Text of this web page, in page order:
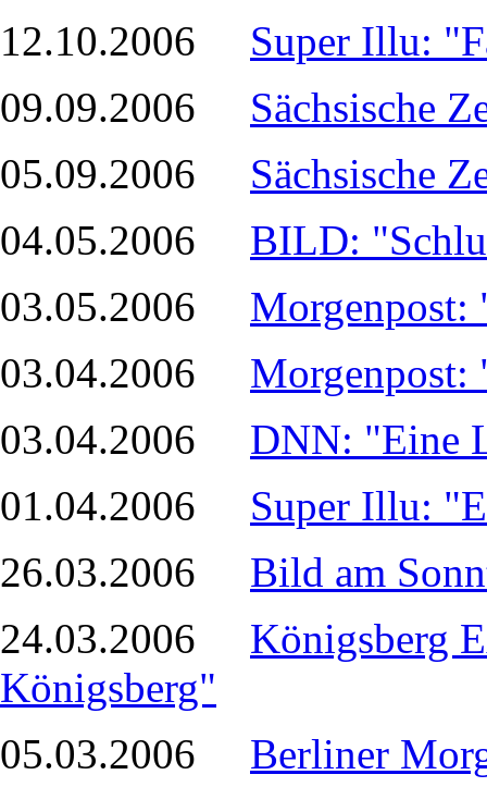
12.10.2006 Super Illu:
09.09.2006 Sächsische
05.09.2006 Sächsische
04.05.2006 BILD:
03.05.2006 Morgenpost:
03.04.2006 Morgenpost:
03.04.2006 DNN: "Eine
01.04.2006 Super Illu:
26.03.2006 Bild am
24.03.2006 Königsberg
Königsberg"
05.03.2006 Berliner